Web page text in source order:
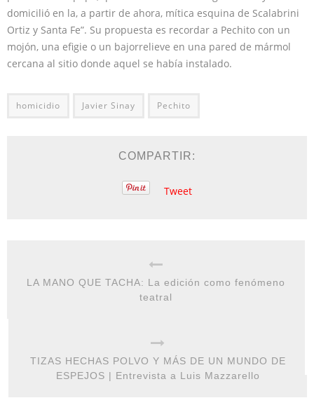
domicilió en la, a partir de ahora, mítica esquina de Scalabrini
Ortiz y Santa Fe”. Su propuesta es recordar a Pechito con un
mojón, una efigie o un bajorrelieve en una pared de mármol
cercana al sitio donde aquel se había instalado.
homicidio Javier Sinay Pechito
COMPARTIR:
Tweet
LA MANO QUE TACHA: La edición como fenómeno
teatral
TIZAS HECHAS POLVO Y MÁS DE UN MUNDO DE
ESPEJOS | Entrevista a Luis Mazzarello